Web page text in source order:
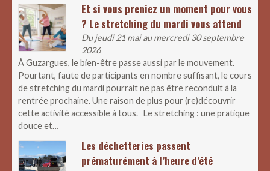
Et si vous preniez un moment pour vous
? Le stretching du mardi vous attend
Du jeudi 21 mai au mercredi 30 septembre
2026
À Guzargues, le bien-être passe aussi par le mouvement.
Pourtant, faute de participants en nombre suffisant, le cours
de stretching du mardi pourrait ne pas être reconduit à la
rentrée prochaine. Une raison de plus pour (re)découvrir
cette activité accessible à tous. Le stretching : une pratique
douce et…
Les déchetteries passent
prématurément à l’heure d’été